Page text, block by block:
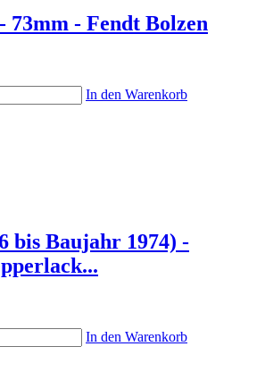
73mm - Fendt Bolzen
In den Warenkorb
bis Baujahr 1974) -
In den Warenkorb